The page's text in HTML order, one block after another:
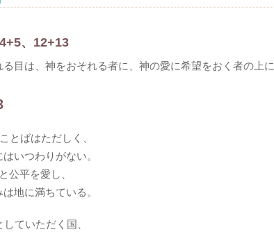
、12+13
目は、神をおそれる者に、神の愛に希望をおく者の上に
とばはただしく、
いつわりがない。
公平を愛し、
地に満ちている。
ていただく国、